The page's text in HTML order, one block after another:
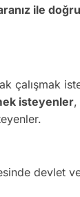
ile
çalışmak
isteyenler,
devlet